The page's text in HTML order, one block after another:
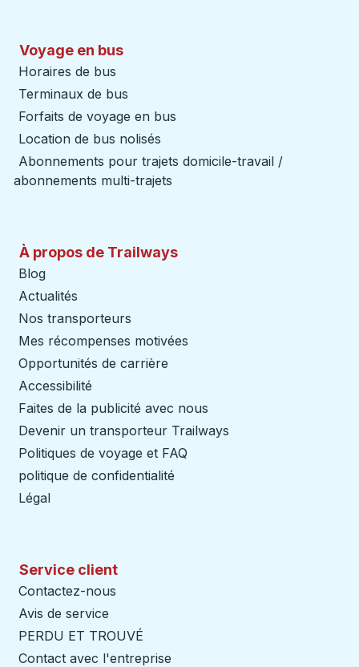
Voyage en bus
Horaires de bus
Terminaux de bus
Forfaits de voyage en bus
Location de bus nolisés
Abonnements pour trajets domicile-travail /
abonnements multi-trajets
À propos de Trailways
Blog
Actualités
Nos transporteurs
Mes récompenses motivées
Opportunités de carrière
Accessibilité
Faites de la publicité avec nous
Devenir un transporteur Trailways
Politiques de voyage et FAQ
politique de confidentialité
Légal
Service client
Contactez-nous
Avis de service
PERDU ET TROUVÉ
Contact avec l'entreprise